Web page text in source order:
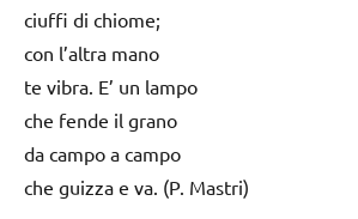
ciuffi di chiome;
con l’altra mano
te vibra. E’ un lampo
che fende il grano
da campo a campo
che guizza e va. (P. Mastri)